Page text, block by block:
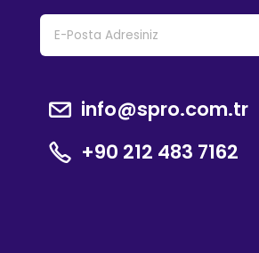
info@spro.com.tr
+90 212 483 7162